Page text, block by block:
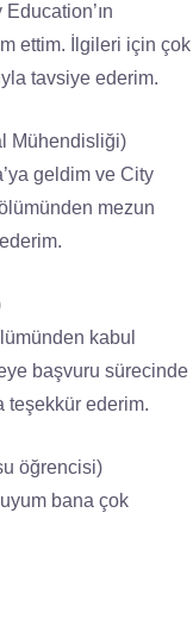
ettim. İlgileri için çok
tavsiye ederim.
Mühendisliği)
geldim ve City
mezun
kabul
başvuru sürecinde
teşekkür ederim.
öğrencisi)
bana çok